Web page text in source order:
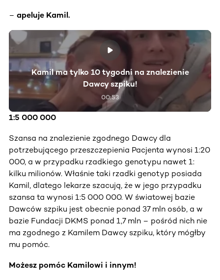
– apeluje Kamil.
Kamil ma tylko 10 tygodni na znalezienie
Dawcy szpiku!
00:53
1:5 000 000
Szansa na znalezienie zgodnego Dawcy dla
potrzebującego przeszczepienia Pacjenta wynosi 1:20
000, a w przypadku rzadkiego genotypu nawet 1:
kilku milionów. Właśnie taki rzadki genotyp posiada
Kamil, dlatego lekarze szacują, że w jego przypadku
szansa ta wynosi 1:5 000 000. W światowej bazie
Dawców szpiku jest obecnie ponad 37 mln osób, a w
bazie Fundacji DKMS ponad 1,7 mln – pośród nich nie
ma zgodnego z Kamilem Dawcy szpiku, który mógłby
mu pomóc.
Możesz pomóc Kamilowi i innym!